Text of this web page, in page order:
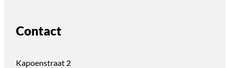
Contact
Kapoenstraat 2